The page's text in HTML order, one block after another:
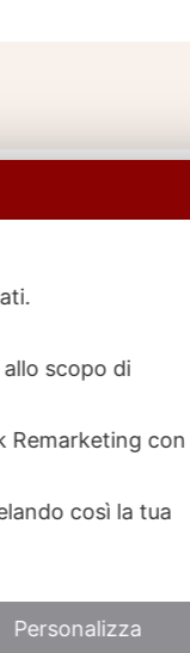
scopo di
Remarketing con
così la tua
Personalizza